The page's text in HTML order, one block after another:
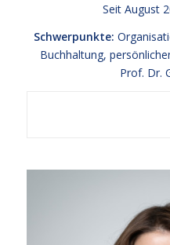
Seit August
Schwerpunkte:
Buchhaltung,
Prof. Dr.